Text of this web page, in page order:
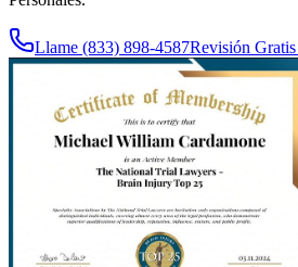
Llame (833) 898-4587Revisión